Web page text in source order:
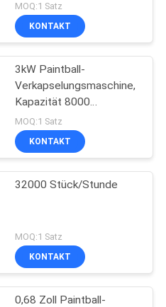
MOQ:1 Satz
KONTAKT
3kW Paintball-
Verkapselungsmaschine,
Kapazität 8000
Stück/Stunde
MOQ:1 Satz
KONTAKT
32000 Stück/Stunde
MOQ:1 Satz
KONTAKT
0,68 Zoll Paintball-